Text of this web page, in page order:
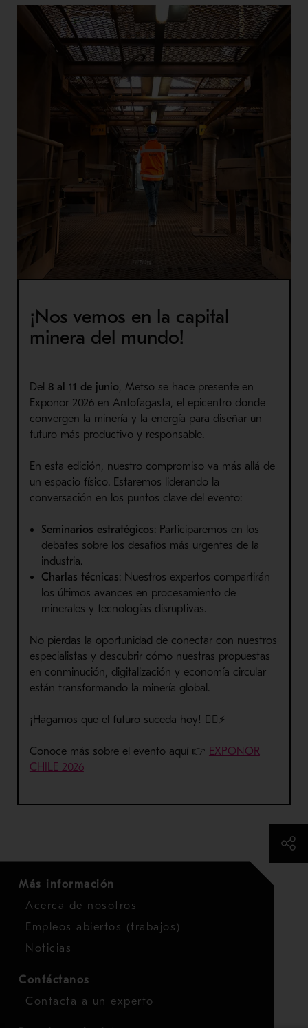
¡Nos vemos en la capital
minera del mundo!
Del 8 al 11 de junio, Metso se hace presente en
Exponor 2026 en Antofagasta, el epicentro donde
convergen la minería y la energía para diseñar un
futuro más productivo y responsable.
En esta edición, nuestro compromiso va más allá de
un espacio físico. Estaremos liderando la
conversación en los puntos clave del evento:
Seminarios estratégicos: Participaremos en los
debates sobre los desafíos más urgentes de la
industria.
Charlas técnicas: Nuestros expertos compartirán
los últimos avances en procesamiento de
minerales y tecnologías disruptivas.
No pierdas la oportunidad de conectar con nuestros
especialistas y descubrir cómo nuestras propuestas
en conminución, digitalización y economía circular
están transformando la minería global.
¡Hagamos que el futuro suceda hoy! 👷‍♂️⚡️
Conoce más sobre el evento aquí 👉 EXPONOR
CHILE 2026
Más información
Acerca de nosotros
Empleos abiertos (trabajos)
Noticias
Contáctanos
Contacta a un experto